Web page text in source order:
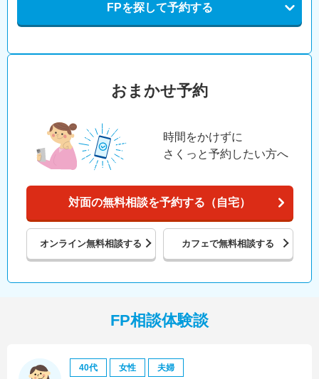
FPを探して予約する
おまかせ予約
時間をかけずに
さくっと予約したい方へ
対面の無料相談を予約する（自宅）
オンライン無料相談する カフェで無料相談する
FP相談体験談
40代 女性 夫婦